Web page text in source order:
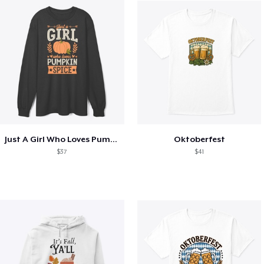
Just A Girl Who Loves Pumpkin Spice
$37
Oktoberfest
$41